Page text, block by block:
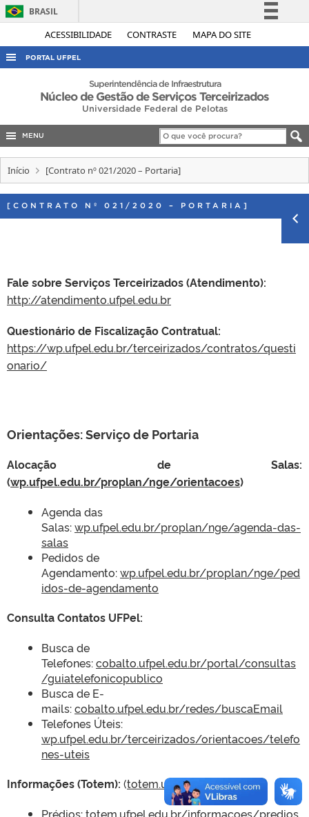
ACESSIBILIDADE CONTRASTE MAPA DO SITE
BRASIL
Simplifique!
Acesso à informação
Canais
PORTAL UFPEL
ACESSO À INFORMAÇÃO
EDITAIS
Superintendência de Infraestrutura
Núcleo de Gestão de Serviços Terceirizados
Universidade Federal de Pelotas
MENU
Início [Contrato nº 021/2020 – Portaria]
[CONTRATO Nº 021/2020 – PORTARIA]
Fale sobre Serviços Terceirizados (Atendimento):
http://atendimento.ufpel.edu.br
Questionário de Fiscalização Contratual:
https://wp.ufpel.edu.br/terceirizados/contratos/questi
onario/
Orientações: Serviço de Portaria
Alocação de Salas:
(wp.ufpel.edu.br/proplan/nge/orientacoes)
Agenda das
Salas:wp.ufpel.edu.br/proplan/nge/agenda-das-
salas
Pedidos de
Agendamento:wp.ufpel.edu.br/proplan/nge/ped
idos-de-agendamento
Consulta Contatos UFPel:
Busca de
Telefones:cobalto.ufpel.edu.br/portal/consultas
/guiatelefonicopublico
Busca de E-
mails:cobalto.ufpel.edu.br/redes/buscaEmail
Telefones Úteis:
wp.ufpel.edu.br/terceirizados/orientacoes/telefo
nes-uteis
Informações (Totem): (totem.ufpel.edu.br)
Prédios:totem.ufpel.edu.br/informacoes/predios